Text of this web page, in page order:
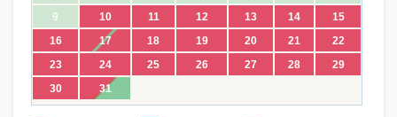
9
10 11 12 13 14
15
16
17 18 19 20 21
22
23
24 25 26 27 28
29
30
31